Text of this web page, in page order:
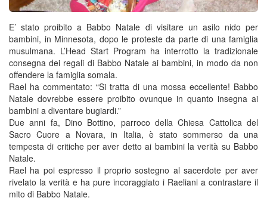
E’ stato proibito a Babbo Natale di visitare un asilo nido per
bambini, in Minnesota, dopo le proteste da parte di una famiglia
musulmana. L’Head Start Program ha interrotto la tradizionale
consegna dei regali di Babbo Natale ai bambini, in modo da non
offendere la famiglia somala.
Rael ha commentato: “Si tratta di una mossa eccellente! Babbo
Natale dovrebbe essere proibito ovunque in quanto insegna ai
bambini a diventare bugiardi.”
Due anni fa, Dino Bottino, parroco della Chiesa Cattolica del
Sacro Cuore a Novara, in Italia, è stato sommerso da una
tempesta di critiche per aver detto ai bambini la verità su Babbo
Natale.
Rael ha poi espresso il proprio sostegno al sacerdote per aver
rivelato la verità e ha pure incoraggiato i Raeliani a contrastare il
mito di Babbo Natale.